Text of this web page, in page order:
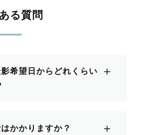
る質問
希望日からどれくらい
＋
かかりますか？ ＋